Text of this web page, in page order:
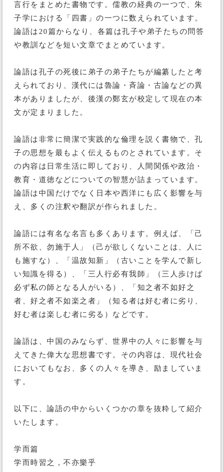
言行をまとめた書物です。儒教の経典の一つで、朱
子学における「四書」の一つに数えられています。
論語は20篇からなり、各篇は孔子や弟子たちの問答
や教訓などを短い文章でまとめています。
論語は孔子の死後に弟子の弟子たちが編纂したと考
えられており、漢代には魯論・斉論・古論などの異
本がありましたが、後漢の鄭玄が校定して現在の本
文が定まりました。
論語は非常に簡潔で実践的な倫理を説く書物で、孔
子の思想を最もよく伝えるものとされています。そ
の内容は日常生活に即しており、人間関係や政治・
教育・道徳などについての智慧が詰まっています。
論語は中国だけでなく日本や西洋にも広く影響を与
え、多くの注釈や翻訳が作られました。
論語には有名な名言も多くあります。例えば、「己
所不欲、勿施于人」（己が欲しくないことは、人に
も施すな）、「温故知新」（古いことを学んで新し
い知識を得る）、「三人行必有我師」（三人歩けば
必ず私の師となる人がいる）、「知之者不如好之
者、好之者不如楽之者」（知る者は好む者に劣り、
好む者は楽しむ者に劣る）などです。
論語は、中国のみならず、世界中の人々に影響を与
えてきた偉大な思想書です。その内容は、現代社会
においてもなお、多くの人々を導き、励ましていま
す。
以下に、論語の中からいくつかの章を抜粋して紹介
いたします。
学而篇
学而時習之，不亦樂乎